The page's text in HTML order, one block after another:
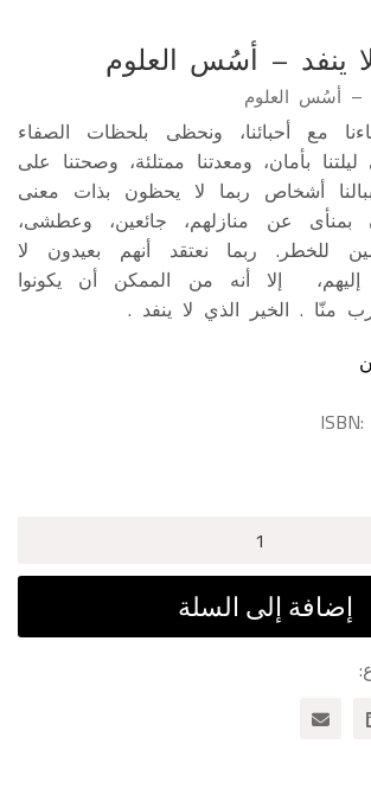
ينفد – أسُس العلوم
– أسُس العلوم
مع أحبائنا، ونحظى بلحظات الصفاء
بأمان، ومعدتنا ممتلئة، وصحتنا على
أشخاص ربما لا يحظون بذات معنى
بمنأى عن منازلهم، جائعين، وعطشى،
للخطر. ربما نعتقد أنهم بعيدون لا
إلا أنه من الممكن أن يكونوا
منّا . الخير الذي لا ينفد .
إضافة إلى السلة